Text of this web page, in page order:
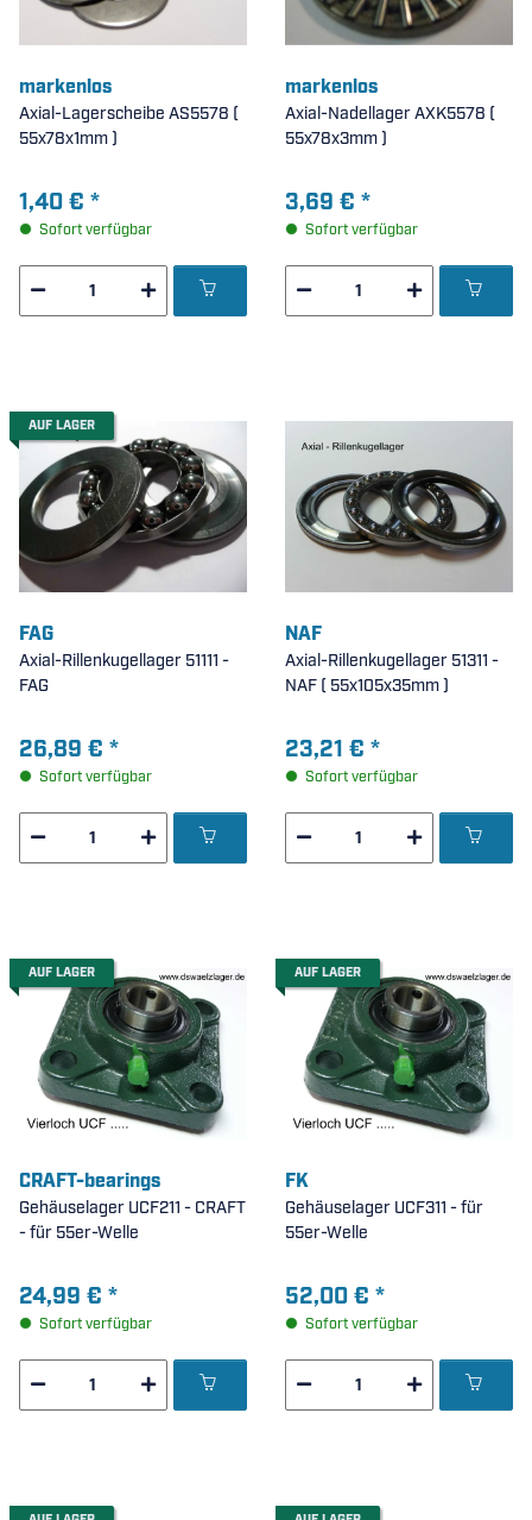
markenlos
Axial-Lagerscheibe AS5578 (
55x78x1mm )
1,40 € *
Sofort verfügbar
markenlos
Axial-Nadellager AXK5578 (
55x78x3mm )
3,69 € *
Sofort verfügbar
AUF LAGER
FAG
Axial-Rillenkugellager 51111 -
FAG
26,89 € *
Sofort verfügbar
NAF
Axial-Rillenkugellager 51311 -
NAF ( 55x105x35mm )
23,21 € *
Sofort verfügbar
AUF LAGER
CRAFT-bearings
Gehäuselager UCF211 - CRAFT
- für 55er-Welle
24,99 € *
Sofort verfügbar
AUF LAGER
FK
Gehäuselager UCF311 - für
55er-Welle
52,00 € *
Sofort verfügbar